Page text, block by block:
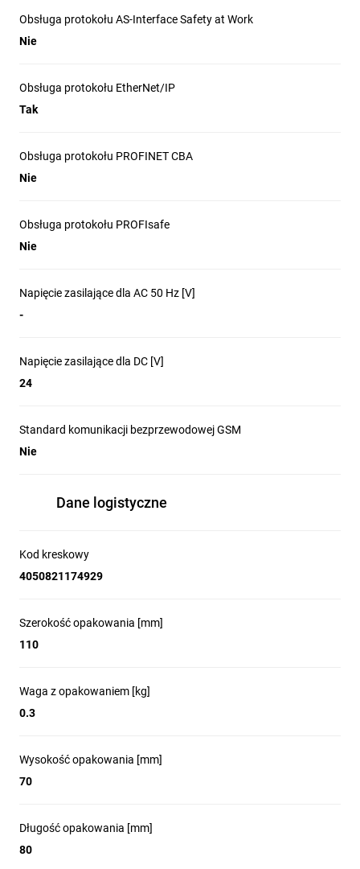
Obsługa protokołu AS-Interface Safety at Work
Nie
Obsługa protokołu EtherNet/IP
Tak
Obsługa protokołu PROFINET CBA
Nie
Obsługa protokołu PROFIsafe
Nie
Napięcie zasilające dla AC 50 Hz [V]
-
Napięcie zasilające dla DC [V]
24
Standard komunikacji bezprzewodowej GSM
Nie
Dane logistyczne
Kod kreskowy
4050821174929
Szerokość opakowania [mm]
110
Waga z opakowaniem [kg]
0.3
Wysokość opakowania [mm]
70
Długość opakowania [mm]
80